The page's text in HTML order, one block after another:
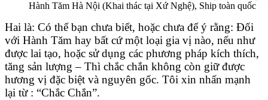
Hành Tăm Hà Nội (Khai thác tại Xứ Nghệ), Ship toàn quốc
Hai là: Có thể bạn chưa biết, hoặc chưa để ý rằng: Đối
với Hành Tăm hay bất cứ một loại gia vị nào, nếu như
được lai tạo, hoặc sử dụng các phương pháp kích thích,
tăng sản lượng – Thì chắc chắn không còn giữ được
hương vị đặc biệt và nguyên gốc. Tôi xin nhấn mạnh
lại từ : “Chắc Chắn”.